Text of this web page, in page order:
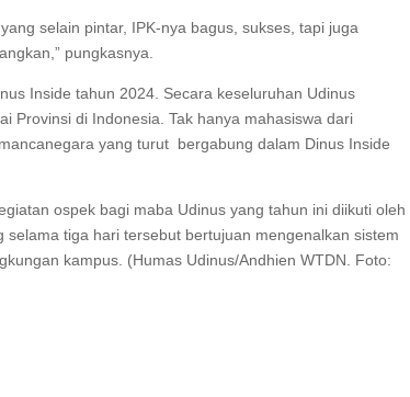
selain pintar, IPK-nya bagus, sukses, tapi juga
pungkasnya.
Inside tahun 2024. Secara keseluruhan Udinus
Provinsi di Indonesia. Tak hanya mahasiswa dari
yang turut bergabung dalam Dinus Inside
ospek bagi maba Udinus yang tahun ini diikuti oleh
tiga hari tersebut bertujuan mengenalkan sistem
kampus. (Humas Udinus/Andhien WTDN. Foto: